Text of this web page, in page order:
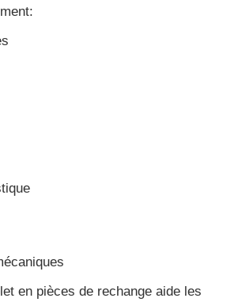
de billets
en pièces de rechange aide les